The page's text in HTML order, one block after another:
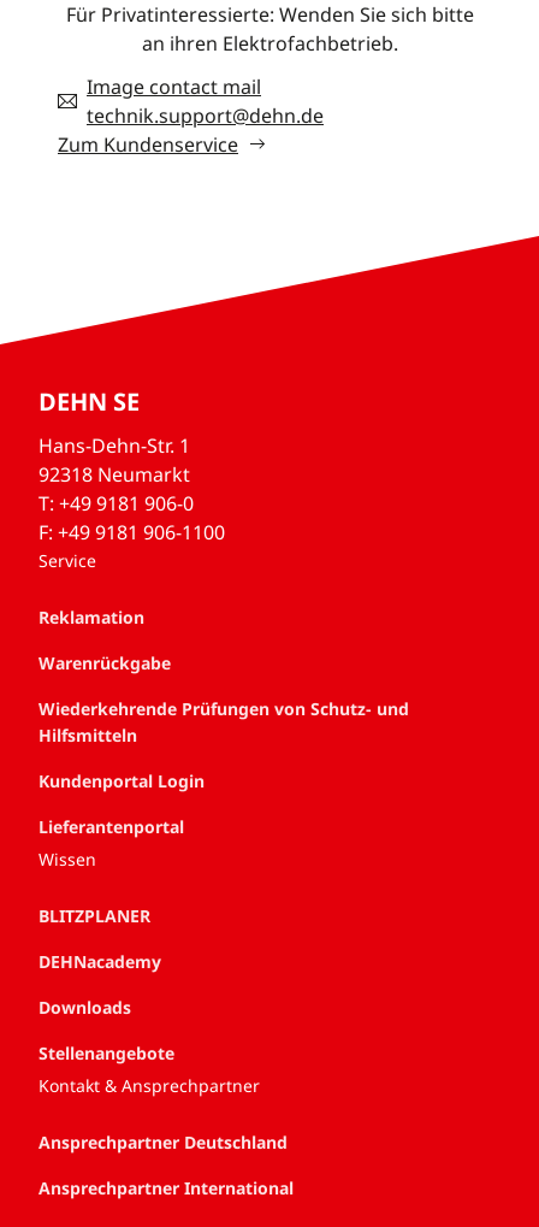
Für Privatinteressierte: Wenden Sie sich bitte
an ihren Elektrofachbetrieb.
Image contact mail
technik.support@dehn.de
Zum Kundenservice
DEHN SE
Hans-Dehn-Str. 1
92318 Neumarkt
T: +49 9181 906-0
F: +49 9181 906-1100
Service
Reklamation
Warenrückgabe
Wiederkehrende Prüfungen von Schutz- und
Hilfsmitteln
Kundenportal Login
Lieferantenportal
Wissen
BLITZPLANER
DEHNacademy
Downloads
Stellenangebote
Kontakt & Ansprechpartner
Ansprechpartner Deutschland
Ansprechpartner International